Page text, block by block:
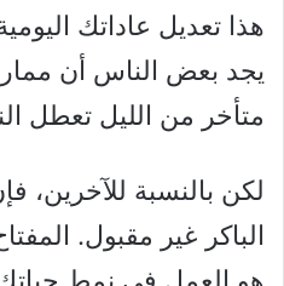
هذا تعديل عاداتك
يجد بعض الناس أن
متأخر من الليل تعطل
لكن بالنسبة للآخرين،
الباكر غير مقبول.